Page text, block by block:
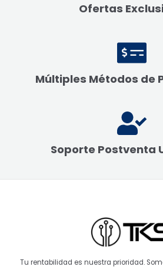
Ofertas
Múltiples Métodos de
Soporte Postventa
Tu rentabilidad es nuestra prioridad.